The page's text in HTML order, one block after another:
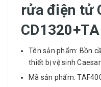
rửa điện tử
Tên sản phẩm: Bồn
thiết bị vệ sinh Caesar
Mã sản phẩm: